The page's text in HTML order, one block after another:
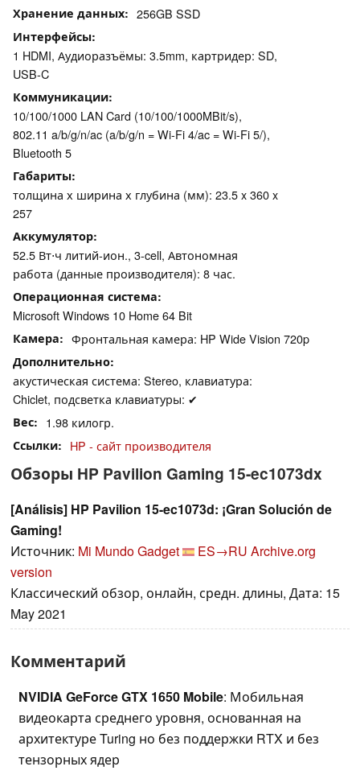
Хранение данных 256GB SSD
Интерфейсы
1 HDMI, Аудиоразъёмы: 3.5mm, картридер: SD,
USB-C
Коммуникации
10/100/1000 LAN Card (10/100/1000MBit/s),
802.11 a/b/g/n/ac (a/b/g/n = Wi-Fi 4/ac = Wi-Fi 5/),
Bluetooth 5
Габариты
толщина х ширина х глубина (мм): 23.5 x 360 x
257
Аккумулятор
52.5 Вт⋅ч литий-ион., 3-cell, Автономная
работа (данные производителя): 8 час.
Операционная система
Microsoft Windows 10 Home 64 Bit
Камера Фронтальная камера: HP Wide Vision 720p
Дополнительно
акустическая система: Stereo, клавиатура:
Chiclet, подсветка клавиатуры: ✔
Вес 1.98 килогр.
Ссылки HP - сайт производителя
Обзоры HP Pavilion Gaming 15-ec1073dx
[Análisis] HP Pavilion 15-ec1073d: ¡Gran Solución de
Gaming!
Источник: Mi Mundo Gadget ES→RU Archive.org
version
Классический обзор, онлайн, средн. длины, Дата: 15
May 2021
Комментарий
NVIDIA GeForce GTX 1650 Mobile: Мобильная
видеокарта среднего уровня, основанная на
архитектуре Turing но без поддержки RTX и без
тензорных ядер